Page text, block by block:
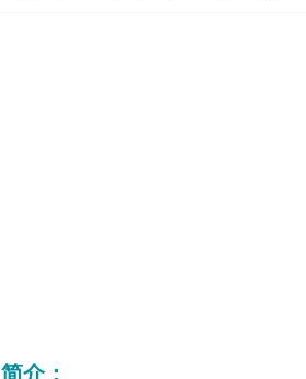
简介：